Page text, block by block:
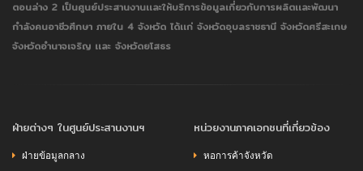
ตอนล่าง 2 เป็นศูนย์ประสานงานเเละให้บริการข้อมูลเกี่ยวกับการผลิตเเละพัฒนา
กำลังคนอาชีวศึกษา ภายใน 4 จังหวัด ได้เเก่ จังหวัดอุบลราชธานี จังหวัดศรีสะเกษ
จังหวัดอำนาจเจริญ เเละ จังหวัดยโสธร
ฝ่ายต่างๆ ในศูนย์ประสานงานฯ
ฝ่ายข้อมูลกลาง
หน่วยงานภาคเอกชนที่เกี่ยวข้อง
หอการค้าจังหวัด